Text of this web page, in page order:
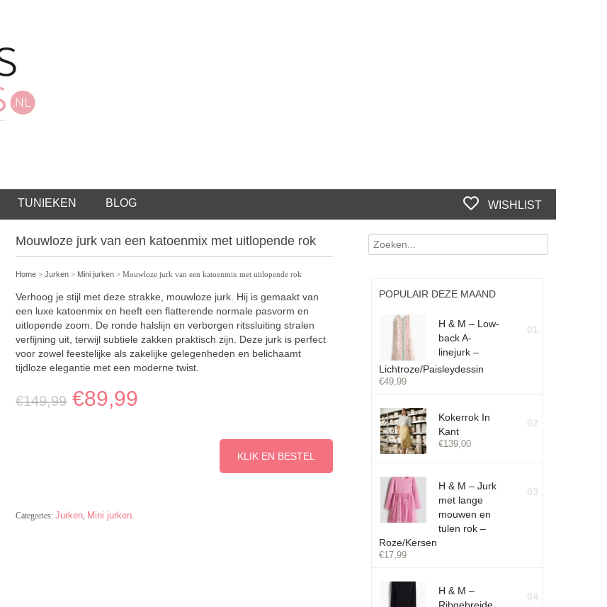
TUNIEKEN BLOG WISHLIST
Mouwloze jurk van een katoenmix met uitlopende rok
Home >Jurken > Mini jurken > Mouwloze jurk van een katoenmix met uitlopende rok
Verhoog je stijl met deze strakke, mouwloze jurk. Hij is gemaakt van
een luxe katoenmix en heeft een flatterende normale pasvorm en
uitlopende zoom. De ronde halslijn en verborgen ritssluiting stralen
verfijning uit, terwijl subtiele zakken praktisch zijn. Deze jurk is perfect
voor zowel feestelijke als zakelijke gelegenheden en belichaamt
tijdloze elegantie met een moderne twist.
€149,99 €89,99
KLIK EN BESTEL
Categories:Jurken Mini jurken
POPULAIR DEZE MAAND
H & M – Low-
back A-
linejurk –
Lichtroze/Paisleydessin
€49,99
01
Kokerrok In
Kant
€139,00
02
H & M – Jurk
met lange
mouwen en
tulen rok –
Roze/Kersen
€17,99
03
H & M –
04